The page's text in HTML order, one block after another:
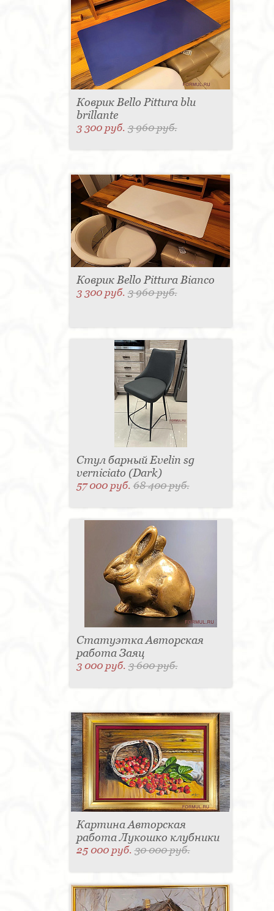
Коврик Bello Pittura blu
brillante
3 300 руб.3 960 руб.
Коврик Bello Pittura Bianco
3 300 руб.3 960 руб.
Стул барный Evelin sg
verniciato (Dark)
57 000 руб.68 400 руб.
Статуэтка Авторская
работа Заяц
3 000 руб.3 600 руб.
Картина Авторская
работа Лукошко клубники
25 000 руб.30 000 руб.